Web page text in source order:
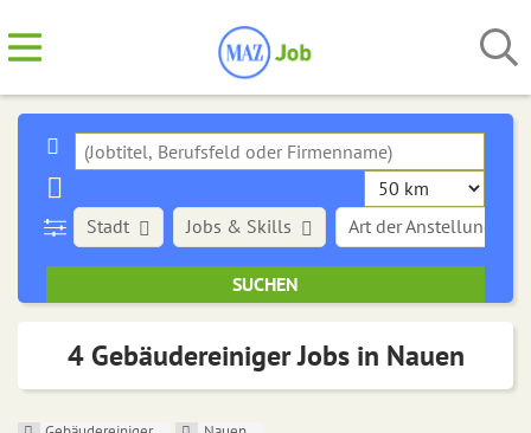
Stadt Art der Anstellung
Jobs & Skills
4 Gebäudereiniger Jobs in Nauen